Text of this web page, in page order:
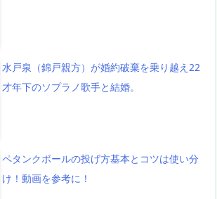
水戸泉（錦戸親方）が婚約破棄を乗り越え22
才年下のソプラノ歌手と結婚。
ペタンクボールの投げ方基本とコツは使い分
け！動画を参考に！